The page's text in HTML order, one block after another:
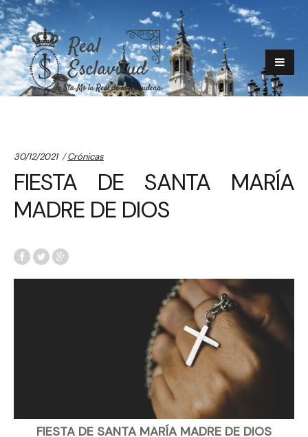
30/12/2021 Categories:
Crónicas
FIESTA DE SANTA MARÍA
MADRE DE DIOS
FIESTA DE SANTA MARÍA MADRE DE DIOS